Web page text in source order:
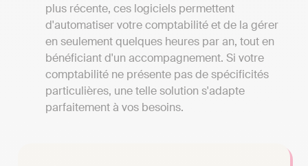
plus récente, ces logiciels permettent
d'automatiser votre comptabilité et de la gérer
en seulement quelques heures par an, tout en
bénéficiant d'un accompagnement. Si votre
comptabilité ne présente pas de spécificités
particulières, une telle solution s'adapte
parfaitement à vos besoins.